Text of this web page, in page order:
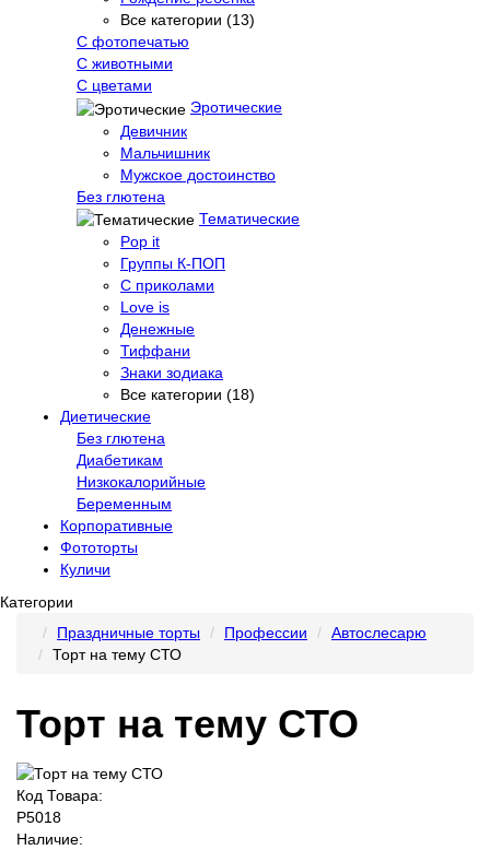
Все категории (13)
С фотопечатью
C животными
С цветами
Эротические
Девичник
Мальчишник
Мужское достоинство
Без глютена
Тематические
Pop it
Группы К-ПОП
С приколами
Love is
Денежные
Тиффани
Знаки зодиака
Все категории (18)
Диетические
Без глютена
Диабетикам
Низкокалорийные
Беременным
Корпоративные
Фототорты
Куличи
Категории
Праздничные торты
Профессии
Автослесарю
Торт на тему СТО
Торт на тему СТО
Код Товара:
P5018
Наличие: